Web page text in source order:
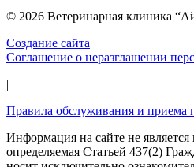
© 2026 Ветеринарная клиника
Создание сайта
Соглашение о неразглашении
|
Правила обслуживания и приема
Информация на сайте не
определяемая Статьей 437(2)